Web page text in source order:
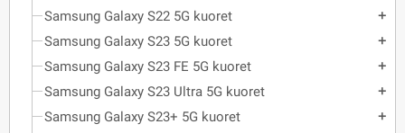
Samsung Galaxy S22 5G kuoret add
Samsung Galaxy S23 5G kuoret add
Samsung Galaxy S23 FE 5G kuoret add
Samsung Galaxy S23 Ultra 5G kuoret add
Samsung Galaxy S23+ 5G kuoret add